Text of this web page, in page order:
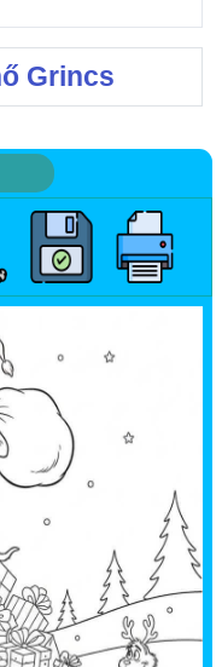
Grincs